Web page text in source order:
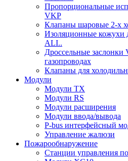
Пропорциональные
VKP
Клапаны шаровые 2-х
Изоляционные кожухи
ALI..
Дроссельные заслонки
газопроводах
Клапаны для
Модули
Модули TX
Модули RS
Модули расширения
Модули ввода/вывода
P-bus интерфейсный
Управление жалюзи
Пожарообнаружение
Станции управления